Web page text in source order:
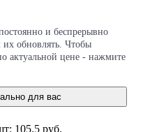
и беспрерывно
их обновлять. Чтобы
актуальной цене - нажмите
для вас
105.5 руб.